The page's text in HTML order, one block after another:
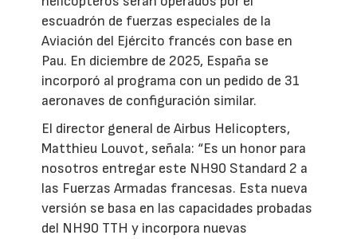
escuadrón de fuerzas especiales de la
Aviación del Ejército francés con base en
Pau. En diciembre de 2025, España se
incorporó al programa con un pedido de 31
aeronaves de configuración similar.
El director general de Airbus Helicopters,
Matthieu Louvot, señala: “Es un honor para
nosotros entregar este NH90 Standard 2 a
las Fuerzas Armadas francesas. Esta nueva
versión se basa en las capacidades probadas
del NH90 TTH y incorpora nuevas